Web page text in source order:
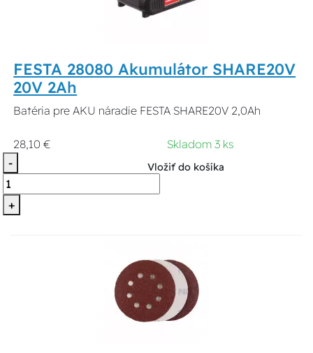
FESTA 28080 Akumulátor SHARE20V
20V 2Ah
Batéria pre AKU náradie FESTA SHARE20V 2,0Ah
28,10 €
Skladom 3 ks
-
+
Vložiť do košíka